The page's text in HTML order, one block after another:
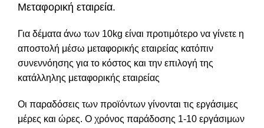
Μεταφορική εταιρεία.
Για δέματα άνω των 10kg είναι προτιμότερο να γίνετε η
αποστολή μέσω μεταφορικής εταιρείας κατόπιν
συνεννόησης για το κόστος και την επιλογή της
κατάλληλης μεταφορικής εταιρείας
Οι παραδόσεις των προϊόντων γίνονται τις εργάσιμες
μέρες και ώρες. Ο χρόνος παράδοσης 1-10 εργάσιμων